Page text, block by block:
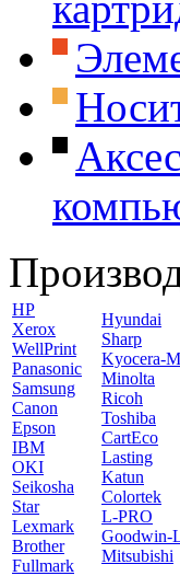
HP
Xerox
WellPrint
Panasonic
Samsung
Canon
Epson
IBM
OKI
Seikosha
Star
Lexmark
Brother
Fullmark
Hyundai
Sharp
Kyocera-
Minolta
Ricoh
Toshiba
CartEco
Lasting
Katun
Colortek
L-PRO
Goodwin-
Mitsubishi